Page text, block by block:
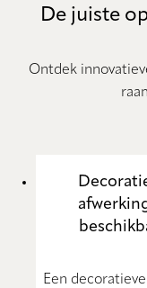
De juiste
Ontdek
Een